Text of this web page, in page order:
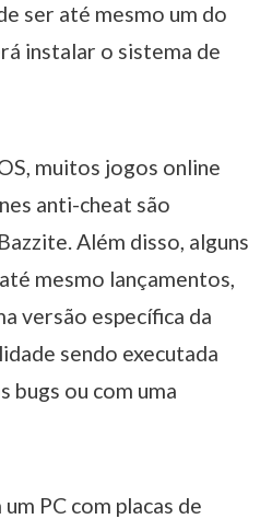
ser até mesmo um do
instalar o sistema de
muitos jogos online
anti-cheat são
Além disso, alguns
mesmo lançamentos,
versão específica da
sendo executada
bugs ou com uma
PC com placas de